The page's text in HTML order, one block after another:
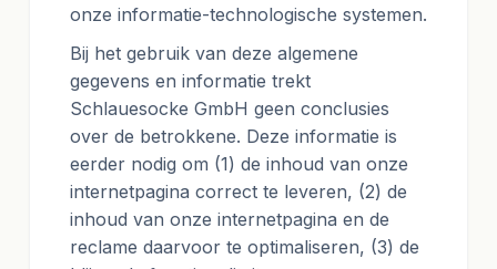
onze informatie-technologische systemen.
Bij het gebruik van deze algemene
gegevens en informatie trekt
Schlauesocke GmbH geen conclusies
over de betrokkene. Deze informatie is
eerder nodig om (1) de inhoud van onze
internetpagina correct te leveren, (2) de
inhoud van onze internetpagina en de
reclame daarvoor te optimaliseren, (3) de